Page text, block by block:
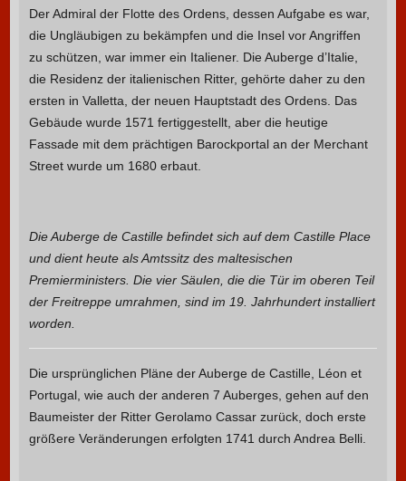
Der Admiral der Flotte des Ordens, dessen Aufgabe es war,
die Ungläubigen zu bekämpfen und die Insel vor Angriffen
zu schützen, war immer ein Italiener. Die Auberge d’Italie,
die Residenz der italienischen Ritter, gehörte daher zu den
ersten in Valletta, der neuen Hauptstadt des Ordens. Das
Gebäude wurde 1571 fertiggestellt, aber die heutige
Fassade mit dem prächtigen Barockportal an der Merchant
Street wurde um 1680 erbaut.
Die Auberge de Castille befindet sich auf dem Castille Place
und dient heute als Amtssitz des maltesischen
Premierministers. Die vier Säulen, die die Tür im oberen Teil
der Freitreppe umrahmen, sind im 19. Jahrhundert installiert
worden.
Die ursprünglichen Pläne der Auberge de Castille, Léon et
Portugal, wie auch der anderen 7 Auberges, gehen auf den
Baumeister der Ritter Gerolamo Cassar zurück, doch erste
größere Veränderungen erfolgten 1741 durch Andrea Belli.